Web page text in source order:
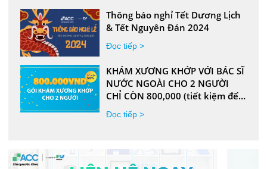
Thông báo nghỉ Tết Dương Lịch
& Tết Nguyên Đán 2024
Đọc tiếp >
KHÁM XƯƠNG KHỚP VỚI BÁC SĨ
NƯỚC NGOÀI CHO 2 NGƯỜI
CHỈ CÒN 800,000 (tiết kiệm đến
Đọc tiếp >